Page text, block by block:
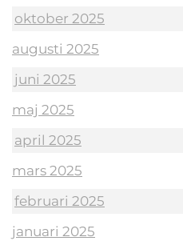
oktober 2025
augusti 2025
juni 2025
maj 2025
april 2025
mars 2025
februari 2025
januari 2025